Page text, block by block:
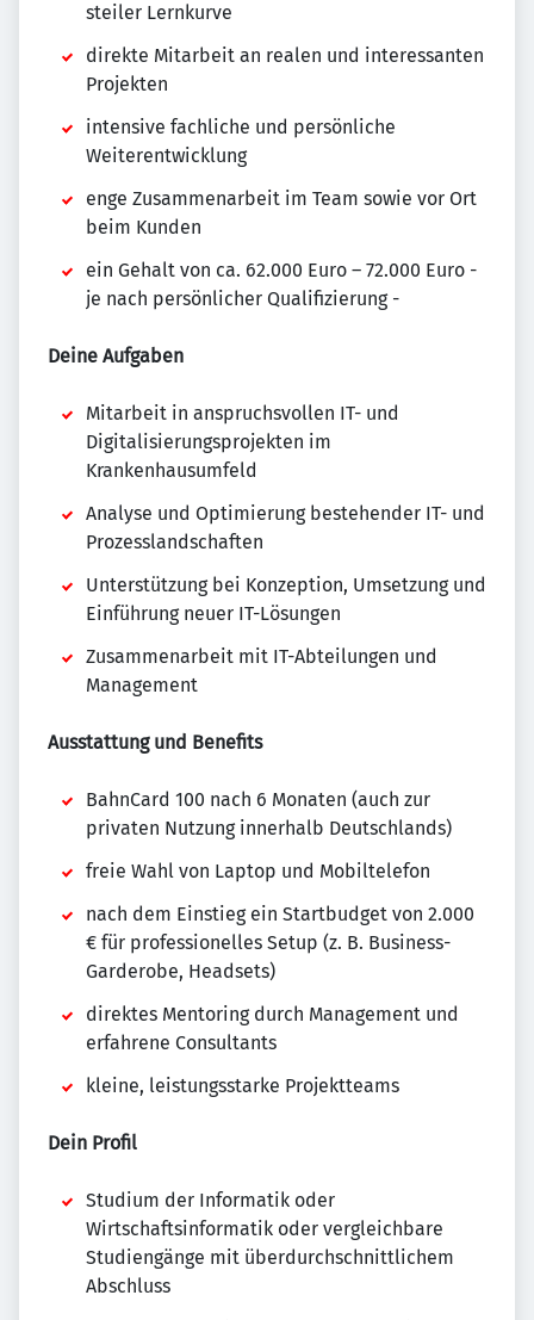
steiler Lernkurve
direkte Mitarbeit an realen und interessanten
Projekten
intensive fachliche und persönliche
Weiterentwicklung
enge Zusammenarbeit im Team sowie vor Ort
beim Kunden
ein Gehalt von ca. 62.000 Euro – 72.000 Euro -
je nach persönlicher Qualifizierung -
Deine Aufgaben
Mitarbeit in anspruchsvollen IT- und
Digitalisierungsprojekten im
Krankenhausumfeld
Analyse und Optimierung bestehender IT- und
Prozesslandschaften
Unterstützung bei Konzeption, Umsetzung und
Einführung neuer IT-Lösungen
Zusammenarbeit mit IT-Abteilungen und
Management
Ausstattung und Benefits
BahnCard 100 nach 6 Monaten (auch zur
privaten Nutzung innerhalb Deutschlands)
freie Wahl von Laptop und Mobiltelefon
nach dem Einstieg ein Startbudget von 2.000
€ für professionelles Setup (z. B. Business-
Garderobe, Headsets)
direktes Mentoring durch Management und
erfahrene Consultants
kleine, leistungsstarke Projektteams
Dein Profil
Studium der Informatik oder
Wirtschaftsinformatik oder vergleichbare
Studiengänge mit überdurchschnittlichem
Abschluss